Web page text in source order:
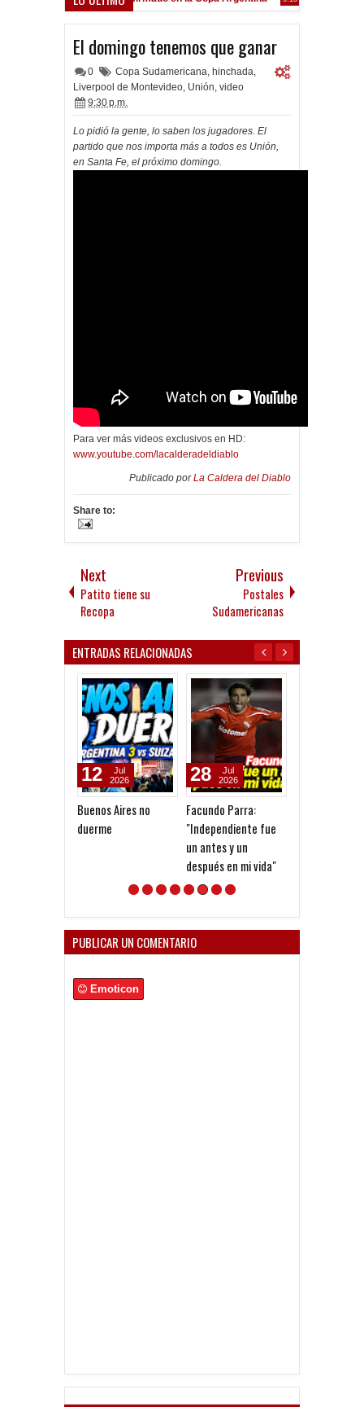
El domingo tenemos que ganar
0 Copa Sudamericana, hinchada,
Liverpool de Montevideo, Unión, video
9:30 p.m.
Lo pidió la gente, lo saben los jugadores. El
partido que nos importa más a todos es Unión,
en Santa Fe, el próximo domingo.
Para ver más videos exclusivos en HD:
www.youtube.com/lacalderadeldiablo
Publicado porLa Caldera del Diablo
Share to:
Next
Patito tiene su
Recopa
Previous
Postales
Sudamericanas
ENTRADAS RELACIONADAS
Buenos Aires no
duerme
12
Jul
2026
Facundo Parra:
"Independiente fue
un antes y un
después en mi vida"
28
Jul
2026
PUBLICAR UN COMENTARIO
Emoticon